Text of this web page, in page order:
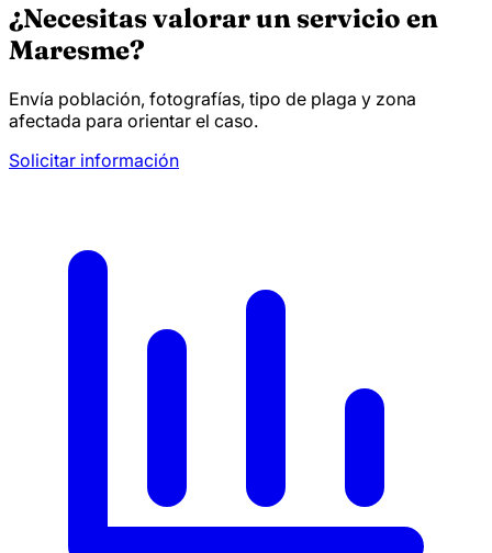
¿Necesitas valorar un servicio en
Maresme?
Envía población, fotografías, tipo de plaga y zona
afectada para orientar el caso.
Solicitar información